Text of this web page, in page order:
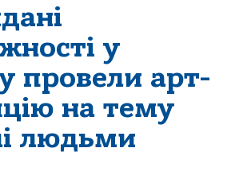
у
провели арт-
на тему
людьми